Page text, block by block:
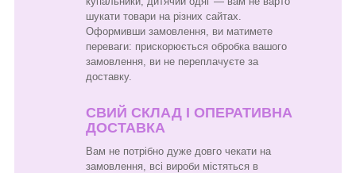
шукати товари на різних сайтах.
Оформивши замовлення, ви матимете
переваги: прискорюється обробка вашого
замовлення, ви не переплачуєте за
доставку.
СВИЙ СКЛАД І ОПЕРАТИВНА
ДОСТАВКА
Вам не потрібно дуже довго чекати на
замовлення, всі вироби містяться в